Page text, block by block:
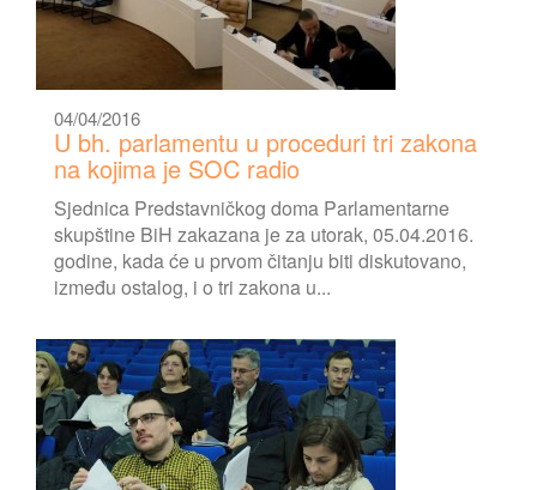
04/04/2016
U bh. parlamentu u proceduri tri zakona
na kojima je SOC radio
Sjednica Predstavničkog doma Parlamentarne
skupštine BiH zakazana je za utorak, 05.04.2016.
godine, kada će u prvom čitanju biti diskutovano,
između ostalog, i o tri zakona u...